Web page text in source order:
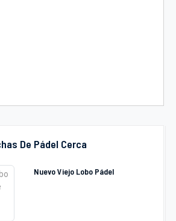
De Pádel Cerca
Nuevo Viejo Lobo Pádel